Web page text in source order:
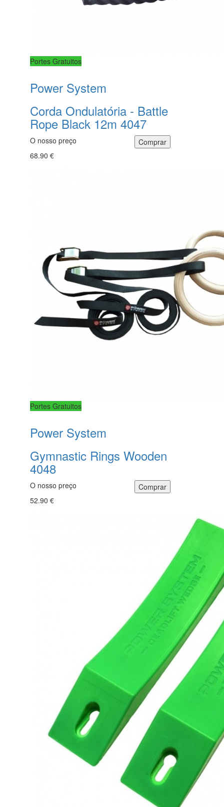
Portes Gratuitos
Power System
Corda Ondulatória - Battle
Rope Black 12m 4047
O nosso preço
68.90 €
Portes Gratuitos
Power System
Gymnastic Rings Wooden
4048
O nosso preço
52.90 €